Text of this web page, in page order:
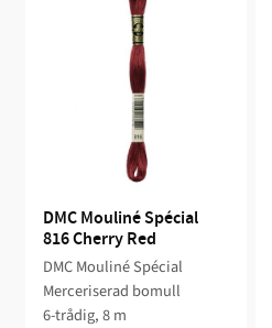
DMC Mouliné Spécial
816 Cherry Red
DMC Mouliné Spécial
Merceriserad bomull
6-trådig, 8 m